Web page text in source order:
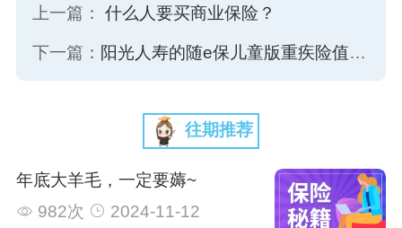
上一篇： 什么人要买商业保险？
下一篇： 阳光人寿的随e保儿童版重疾险值不值得买？
往期推荐
年底大羊毛，一定要薅~
982次
2024-11-12